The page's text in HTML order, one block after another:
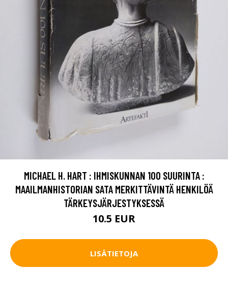
MICHAEL H. HART : IHMISKUNNAN 100 SUURINTA :
MAAILMANHISTORIAN SATA MERKITTÄVINTÄ HENKILÖÄ
TÄRKEYSJÄRJESTYKSESSÄ
10.5 EUR
LISÄTIETOJA